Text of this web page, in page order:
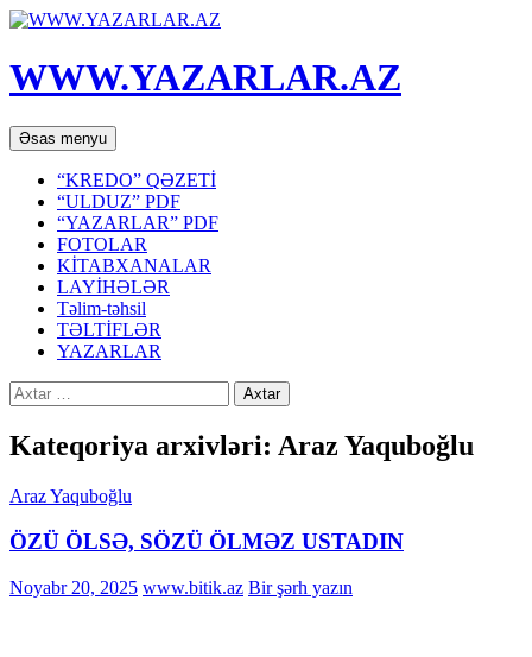
WWW.YAZARLAR.AZ
Axtar
Əsas menyu Mühtəviyyata
keç
“KREDO” QƏZETİ
“ULDUZ” PDF
“YAZARLAR” PDF
FOTOLAR
KİTABXANALAR
LAYİHƏLƏR
Təlim-təhsil
TƏLTİFLƏR
YAZARLAR
Axtarış:
Kateqoriya arxivləri: Araz Yaquboğlu
Araz Yaquboğlu
ÖZÜ ÖLSƏ, SÖZÜ ÖLMƏZ USTADIN
Noyabr 20, 2025 www.bitik.az Bir şərh yazın